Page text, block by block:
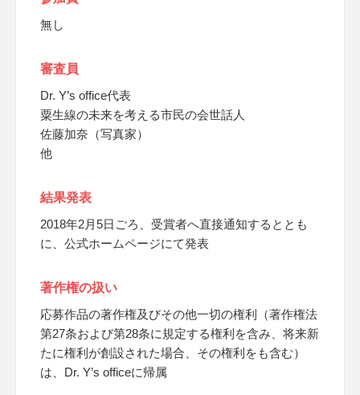
無し
審査員
Dr. Y’s office代表
粟生線の未来を考える市民の会世話人
佐藤加奈（写真家）
他
結果発表
2018年2月5日ごろ、受賞者へ直接通知するととも
に、公式ホームページにて発表
著作権の扱い
応募作品の著作権及びその他一切の権利（著作権法
第27条および第28条に規定する権利を含み、将来新
たに権利が創設された場合、その権利をも含む）
は、Dr. Y’s officeに帰属